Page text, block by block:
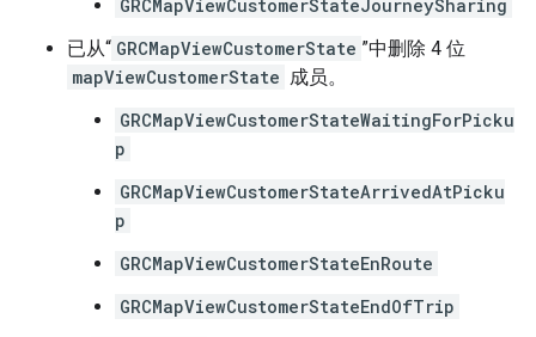
GRCMapViewCustomerStateJourneySharing
已从“ GRCMapViewCustomerState ”中删除 4 位
mapViewCustomerState 成员。
GRCMapViewCustomerStateWaitingForPicku
p
GRCMapViewCustomerStateArrivedAtPicku
p
GRCMapViewCustomerStateEnRoute
GRCMapViewCustomerStateEndOfTrip